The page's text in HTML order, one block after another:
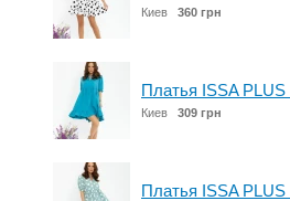
Киев 360 грн
Платья ISSA
Киев 309 грн
Платья ISSA